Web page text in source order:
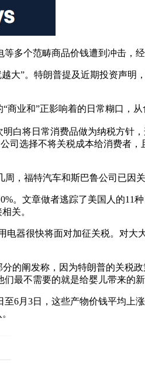
个范畴商品价钱遭到冲击，经
”。特朗普提及近期投资声明
业和”正影响着的日常糊口，从
将日常消费品做为纳税方针
司选择不将关税成本给消费者
福特汽车和斯巴鲁公司已因关
文章做者逃踪了美国人的11
关。
很快将面对加征关税。对大
阐发称，因为特朗普的关税
最不需要的就是给婴儿带来的新
月3日，这些产物价钱平均上